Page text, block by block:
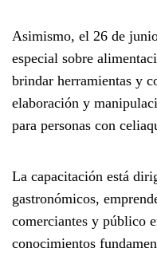
Asimismo, el 26 de
especial sobre
brindar herramientas y
elaboración y
para personas con
La capacitación está
gastronómicos,
comerciantes y público
conocimientos